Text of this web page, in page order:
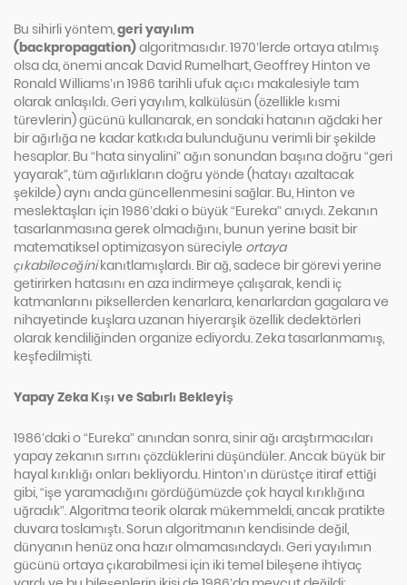
Bu sihirli yöntem,geri yayılım
(backpropagation)algoritmasıdır. 1970’lerde ortaya atılmış
olsa da, önemi ancak David Rumelhart, Geoffrey Hinton ve
Ronald Williams’ın 1986 tarihli ufuk açıcı makalesiyle tam
olarak anlaşıldı. Geri yayılım, kalkülüsün (özellikle kısmi
türevlerin) gücünü kullanarak, en sondaki hatanın ağdaki her
bir ağırlığa ne kadar katkıda bulunduğunu verimli bir şekilde
hesaplar. Bu “hata sinyalini” ağın sonundan başına doğru “geri
yayarak”, tüm ağırlıkların doğru yönde (hatayı azaltacak
şekilde) aynı anda güncellenmesini sağlar. Bu, Hinton ve
meslektaşları için 1986’daki o büyük “Eureka” anıydı. Zekanın
tasarlanmasına gerek olmadığını, bunun yerine basit bir
matematiksel optimizasyon süreciyle ortaya
çıkabileceğinikanıtlamışlardı. Bir ağ, sadece bir görevi yerine
getirirken hatasını en aza indirmeye çalışarak, kendi iç
katmanlarını piksellerden kenarlara, kenarlardan gagalara ve
nihayetinde kuşlara uzanan hiyerarşik özellik dedektörleri
olarak kendiliğinden organize ediyordu. Zeka tasarlanmamış,
keşfedilmişti.
Yapay Zeka Kışı ve Sabırlı Bekleyiş
1986’daki o “Eureka” anından sonra, sinir ağı araştırmacıları
yapay zekanın sırrını çözdüklerini düşündüler. Ancak büyük bir
hayal kırıklığı onları bekliyordu. Hinton’ın dürüstçe itiraf ettiği
gibi, “işe yaramadığını gördüğümüzde çok hayal kırıklığına
uğradık”. Algoritma teorik olarak mükemmeldi, ancak pratikte
duvara toslamıştı. Sorun algoritmanın kendisinde değil,
dünyanın henüz ona hazır olmamasındaydı. Geri yayılımın
gücünü ortaya çıkarabilmesi için iki temel bileşene ihtiyaç